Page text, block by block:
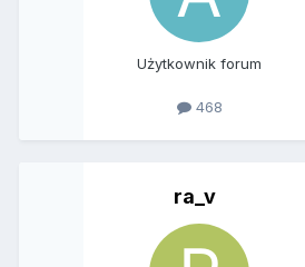
Użytkownik forum
468
ra_v